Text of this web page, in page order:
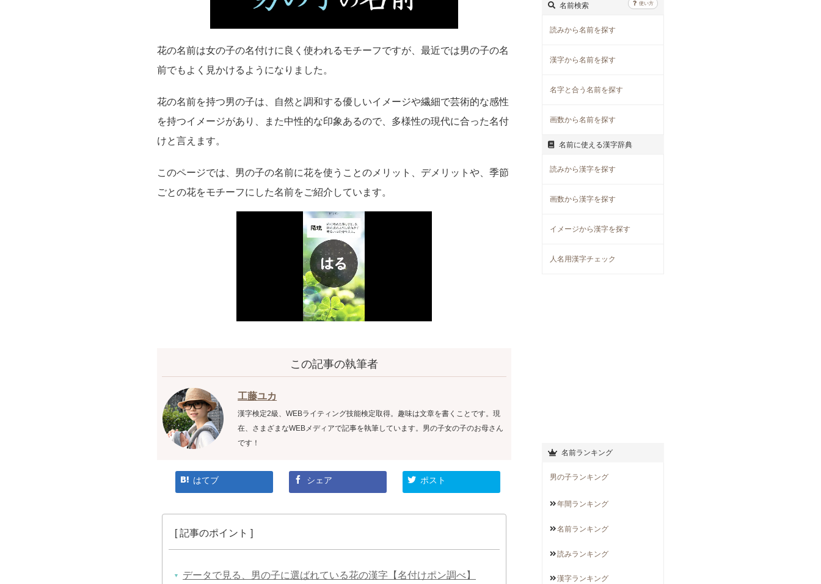
花の名前は女の子の名付けに良く使われるモチーフですが、最近では男の子の名
前でもよく見かけるようになりました。
花の名前を持つ男の子は、自然と調和する優しいイメージや繊細で芸術的な感性
を持つイメージがあり、また中性的な印象あるので、多様性の現代に合った名付
けと言えます。
このページでは、男の子の名前に花を使うことのメリット、デメリットや、季節
ごとの花をモチーフにした名前をご紹介しています。
この記事の執筆者
工藤ユカ
漢字検定2級、WEBライティング技能検定取得。趣味は文章を書くことです。現
在、さまざまなWEBメディアで記事を執筆しています。男の子女の子のお母さん
です！
はてブ シェア ポスト
データで見る、男の子に選ばれている花の漢字【名付けポン調べ】
名前検索 使い方
読みから名前を探す
漢字から名前を探す
名字と合う名前を探す
画数から名前を探す
名前に使える漢字辞典
読みから漢字を探す
画数から漢字を探す
イメージから漢字を探す
人名用漢字チェック
名前ランキング
男の子ランキング
年間 ランキング
名前ランキング
読みランキング
漢字ランキング